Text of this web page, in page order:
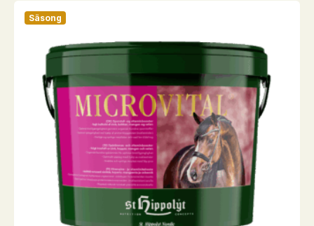
har
flera
varianter.
olika
alternativen
produktsidan
Säsong